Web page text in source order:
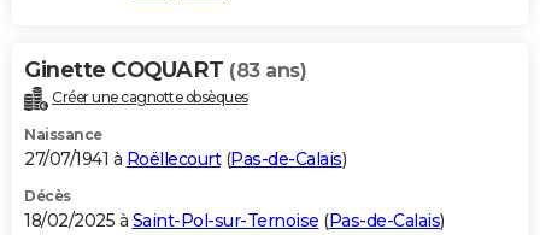
Ginette COQUART (83 ans)
Créer une cagnotte obsèques
Naissance
27/07/1941 à Roëllecourt(Pas-de-Calais)
Décès
18/02/2025 à Saint-Pol-sur-Ternoise (Pas-de-Calais)